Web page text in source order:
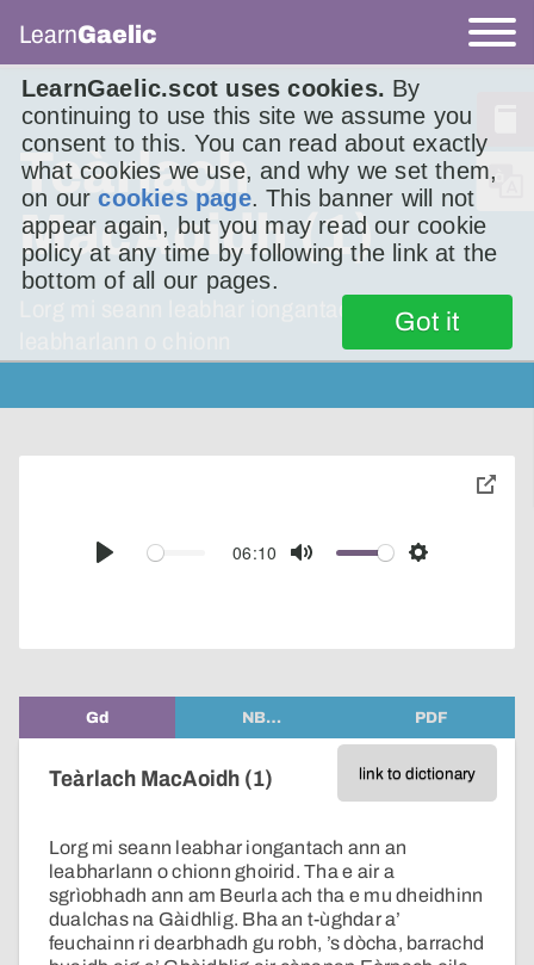
LearnGaelic.scot uses cookies. By
continuing to use this site we assume you
consent to this. You can read about exactly
what cookies we use, and why we set them,
on ourcookies page. This banner will not
appear again, but you may read our cookie
policy at any time by following the link at the
bottom of all our pages.
Got it
LearnGaelic
Teàrlach
MacAoidh (1)
Lorg mi seann leabhar iongantach ann an
Play
06:10
Mute Settings
toggle
Gd NB… PDF
link to dictionary
Teàrlach MacAoidh (1)
Lorg mi seann leabhar iongantach ann an
leabharlann o chionn ghoirid. Tha e air a
sgrìobhadh ann am Beurla ach tha e mu dheidhinn
dualchas na Gàidhlig. Bha an t-ùghdar a’
feuchainn ri dearbhadh gu robh, ’s dòcha, barrachd